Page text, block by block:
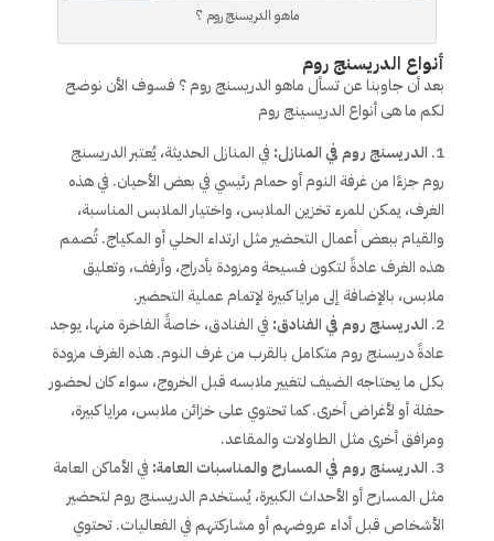
ماهو الدريسنج روم ؟
أنواع الدريسنج روم
بعد أن جاوبنا عن تسأل ماهو الدريسنج روم ؟ فسوف الأن نوضح
لكم ما هى أنواع الدريسينج روم
الدريسنج روم في المنازل: في المنازل الحديثة، يُعتبر الدريسنج
روم جزءًا من غرفة النوم أو حمام رئيسي في بعض الأحيان. في هذه
الغرف، يمكن للمرء تخزين الملابس، واختيار الملابس المناسبة،
والقيام ببعض أعمال التحضير مثل ارتداء الحلي أو المكياج. تُصمم
هذه الغرف عادةً لتكون فسيحة ومزودة بأدراج، وأرفف، وتعليق
ملابس، بالإضافة إلى مرايا كبيرة لإتمام عملية التحضير.
الدريسنج روم في الفنادق: في الفنادق، خاصةً الفاخرة منها، يوجد
عادةً دريسنج روم متكامل بالقرب من غرف النوم. هذه الغرف مزودة
بكل ما يحتاجه الضيف لتغيير ملابسه قبل الخروج، سواء كان لحضور
حفلة أو لأغراض أخرى. كما تحتوي على خزائن ملابس، مرايا كبيرة،
ومرافق أخرى مثل الطاولات والمقاعد.
الدريسنج روم في المسارح والمناسبات العامة: في الأماكن العامة
مثل المسارح أو الأحداث الكبيرة، يُستخدم الدريسنج روم لتحضير
الأشخاص قبل أداء عروضهم أو مشاركتهم في الفعاليات. تحتوي